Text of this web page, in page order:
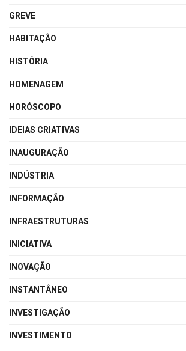
GREVE
HABITAÇÃO
HISTÓRIA
HOMENAGEM
HORÓSCOPO
IDEIAS CRIATIVAS
INAUGURAÇÃO
INDÚSTRIA
INFORMAÇÃO
INFRAESTRUTURAS
INICIATIVA
INOVAÇÃO
INSTANTÂNEO
INVESTIGAÇÃO
INVESTIMENTO